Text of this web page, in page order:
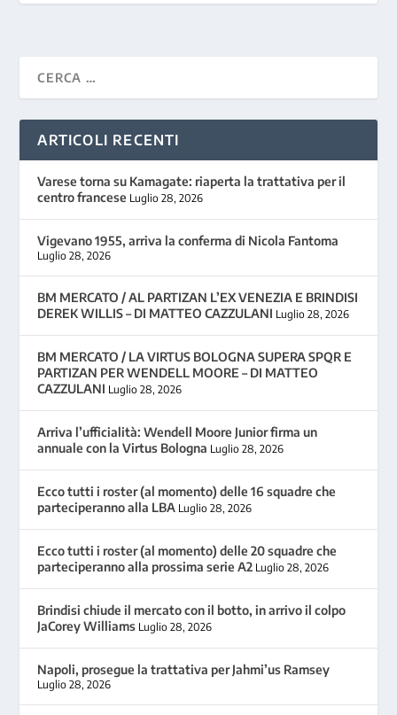
ARTICOLI RECENTI
Varese torna su Kamagate: riaperta la trattativa per il
centro francese Luglio 28, 2026
Vigevano 1955, arriva la conferma di Nicola Fantoma
Luglio 28, 2026
BM MERCATO / AL PARTIZAN L’EX VENEZIA E BRINDISI
DEREK WILLIS – DI MATTEO CAZZULANI Luglio 28, 2026
BM MERCATO / LA VIRTUS BOLOGNA SUPERA SPQR E
PARTIZAN PER WENDELL MOORE – DI MATTEO
CAZZULANI Luglio 28, 2026
Arriva l’ufficialità: Wendell Moore Junior firma un
annuale con la Virtus Bologna Luglio 28, 2026
Ecco tutti i roster (al momento) delle 16 squadre che
parteciperanno alla LBA Luglio 28, 2026
Ecco tutti i roster (al momento) delle 20 squadre che
parteciperanno alla prossima serie A2 Luglio 28, 2026
Brindisi chiude il mercato con il botto, in arrivo il colpo
JaCorey Williams Luglio 28, 2026
Napoli, prosegue la trattativa per Jahmi’us Ramsey
Luglio 28, 2026